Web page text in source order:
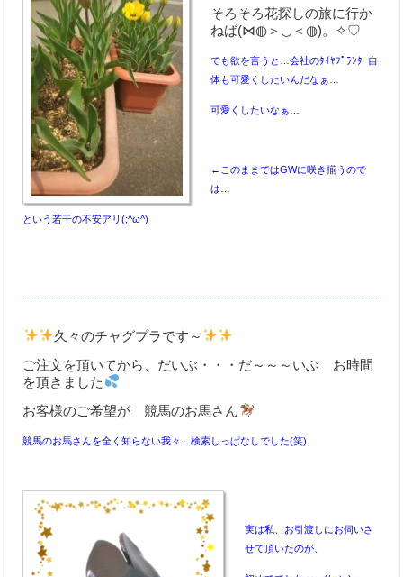
業務内容
オートオークション
車検整備
鈑金・塗装
手続代行
レッカー対応
個人情報の取扱いについて
取扱商品
そろそろ花探しの旅に行か
ねば(⋈◍＞◡＜◍)。✧♡
でも欲を言うと…会社のﾀｲﾔﾌﾟﾗﾝﾀｰ自
体も可愛くしたいんだなぁ…
可愛くしたいなぁ…
←このままではGWに咲き揃うので
は…
という若干の不安アリ(;^ω^)
久々のチャグプラです～
ご注文を頂いてから、だいぶ・・・だ～～～いぶ お時間
を頂きました
お客様のご希望が 競馬のお馬さん
競馬のお馬さんを全く知らない我々…検索しっぱなしでした(笑)
実は私、お引渡しにお伺いさ
せて頂いたのが、